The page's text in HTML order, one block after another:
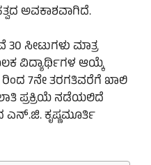
ಅವಕಾಶವಾಗಿದೆ.
ಸೀಟುಗಳು ಮಾತ್ರ
ವಿದ್ಯಾರ್ಥಿಗಳ ಆಯ್ಕೆ
7ನೇ ತರಗತಿವರೆಗೆ ಖಾಲಿ
ಪ್ರಕ್ರಿಯೆ ನಡೆಯಲಿದೆ
ಎನ್.ಜಿ. ಕೃಷ್ಣಮೂರ್ತಿ